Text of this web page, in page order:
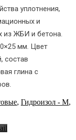
уплотнения,
и
из ЖБИ и бетона.
мм. Цвет
состав
глина с
, Гидроизол - М,